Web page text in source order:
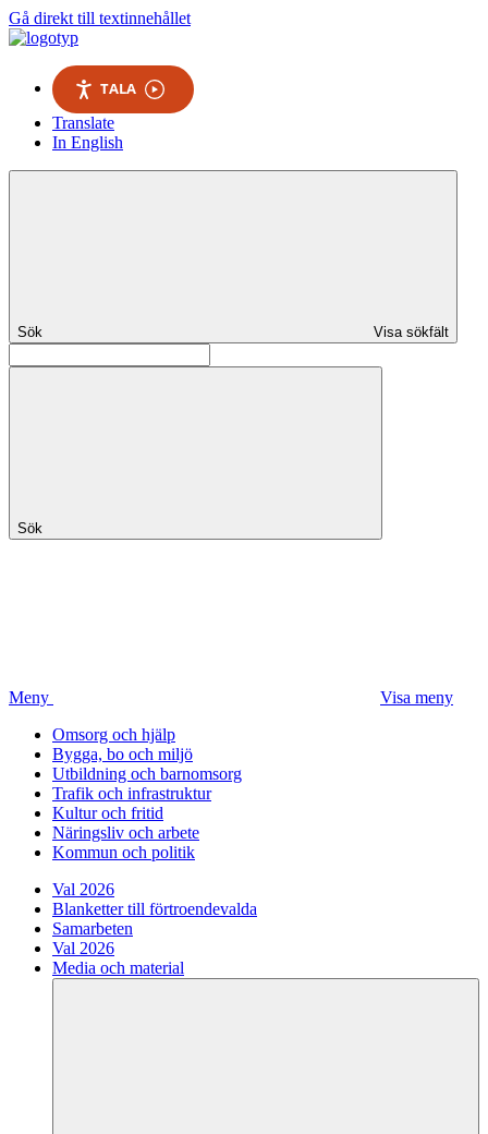
Gå direkt till textinnehållet
TALA
Translate
In English
Sök Visa sökfält
Sök
Meny
Visa meny
Omsorg och hjälp
Bygga, bo och miljö
Utbildning och barnomsorg
Trafik och infrastruktur
Kultur och fritid
Näringsliv och arbete
Kommun och politik
Val 2026
Blanketter till förtroendevalda
Samarbeten
Val 2026
Media och material